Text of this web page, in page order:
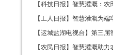
【科技日报】智慧灌溉：
【工人日报】智慧灌溉为
【运城盐湖电视台】第三
行【农民日报】智慧灌溉助